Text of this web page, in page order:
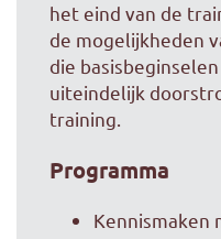
het eind van de
de mogelijkheden
die
uiteindelijk
training.
Programma
Kennismaken